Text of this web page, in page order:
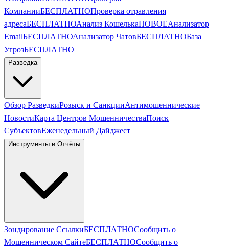
КомпанииБЕСПЛАТНОПроверка отравления
адресаБЕСПЛАТНОАнализ КошелькаНОВОЕАнализатор
EmailБЕСПЛАТНОАнализатор ЧатовБЕСПЛАТНОБаза
УгрозБЕСПЛАТНО
Разведка
Обзор РазведкиРозыск и СанкцииАнтимошеннические
НовостиКарта Центров МошенничестваПоиск
СубъектовЕженедельный Дайджест
Инструменты и Отчёты
Зондирование СсылкиБЕСПЛАТНОСообщить о
Мошенническом СайтеБЕСПЛАТНОСообщить о